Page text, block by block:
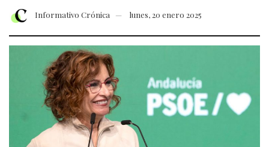
Informativo Crónica lunes, 20 enero 2025